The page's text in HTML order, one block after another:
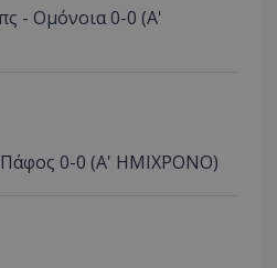
- Ομόνοια 0-0 (Α'
0-0 (A' HMIXΡONO)